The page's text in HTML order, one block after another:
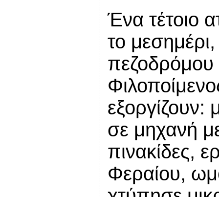
Ένα τέτοιο
το
πεζοδρόμου
εξοργίζουν:
σε μηχανή
πινακίδες,
Φεραίου,